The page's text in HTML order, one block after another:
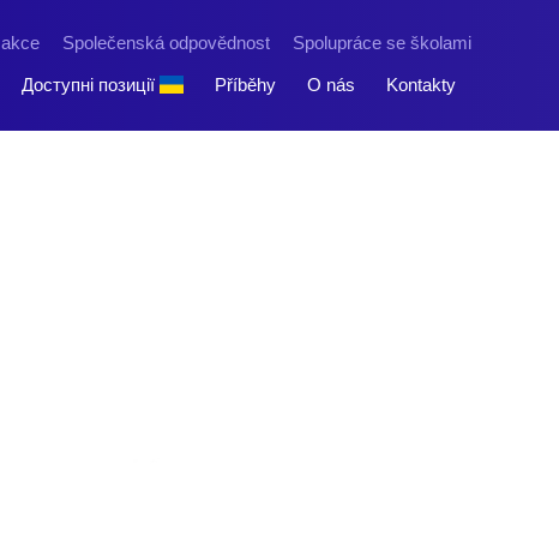
Společenská odpovědnost Spolupráce se školami
Доступні позиції Příběhy O nás Kontakty